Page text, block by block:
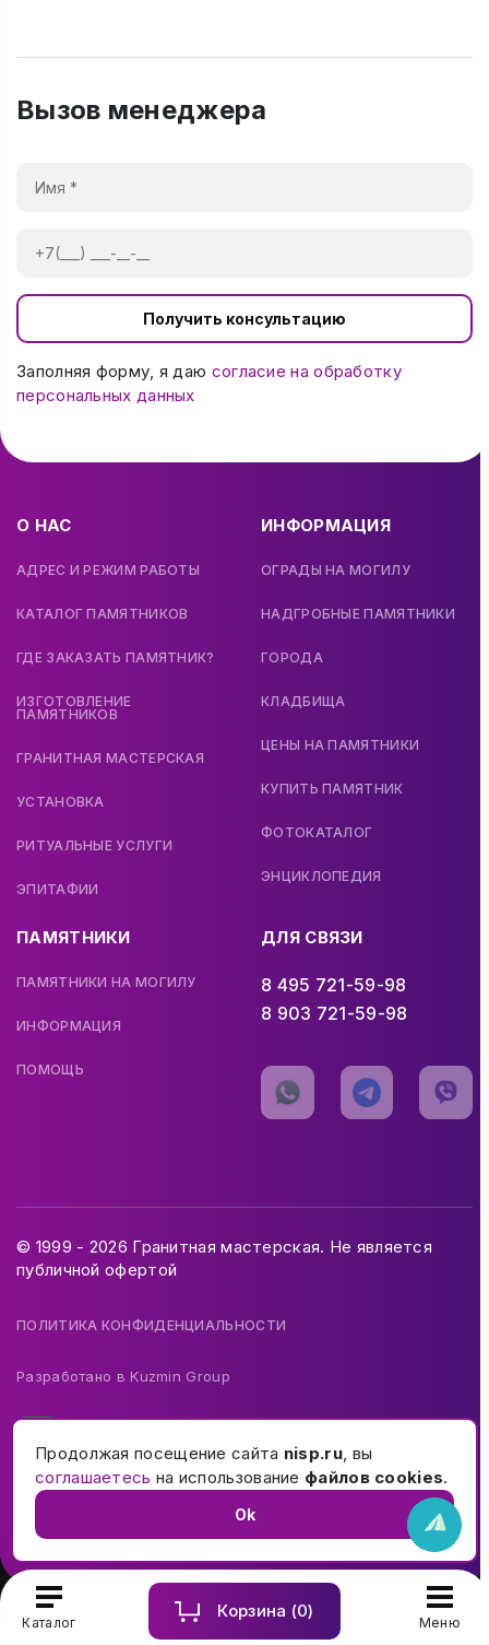
Каталог
Корзина (0)
Меню
Вызов менеджера
Получить консультацию
Заполняя форму, я даю согласие на обработку
персональных данных
О НАС
АДРЕС И РЕЖИМ РАБОТЫ
КАТАЛОГ ПАМЯТНИКОВ
ГДЕ ЗАКАЗАТЬ ПАМЯТНИК?
ИЗГОТОВЛЕНИЕ
ПАМЯТНИКОВ
ГРАНИТНАЯ МАСТЕРСКАЯ
УСТАНОВКА
РИТУАЛЬНЫЕ УСЛУГИ
ЭПИТАФИИ
ИНФОРМАЦИЯ
ОГРАДЫ НА МОГИЛУ
НАДГРОБНЫЕ ПАМЯТНИКИ
ГОРОДА
КЛАДБИЩА
ЦЕНЫ НА ПАМЯТНИКИ
КУПИТЬ ПАМЯТНИК
ФОТОКАТАЛОГ
ЭНЦИКЛОПЕДИЯ
ПАМЯТНИКИ
ПАМЯТНИКИ НА МОГИЛУ
ИНФОРМАЦИЯ
ПОМОЩЬ
ДЛЯ СВЯЗИ
8 495 721-59-98
8 903 721-59-98
© 1999 - 2026 Гранитная мастерская. Не является
публичной офертой
ПОЛИТИКА КОНФИДЕНЦИАЛЬНОСТИ
Разработано вKuzmin Group
Купить и заказать памятник на могилу в Москве и МО
Продолжая посещение сайта nisp.ru, вы
соглашаетесь на использование файлов cookies.
Ok